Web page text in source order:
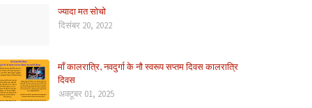
ज्यादा मत सोचो
दिसंबर 20, 2022
माँ कालरात्रि, नवदुर्गा के नौ स्वरूप सप्तम दिवस कालरात्रि
दिवस
अक्टूबर 01, 2025